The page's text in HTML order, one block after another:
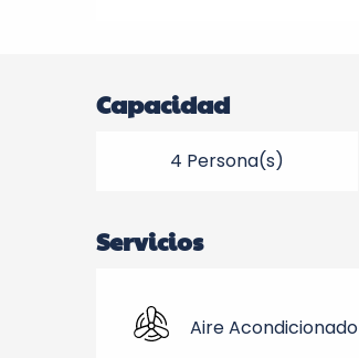
Capacidad
4 Persona(s)
Servicios
Aire Acondicionado